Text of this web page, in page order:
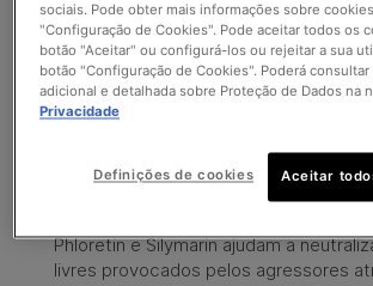
Os protetores solares são a primeira
defesa para proteger a pele dos
externos indutores de radicais livres.
os filtros presentes nos protetores
conseguem proteger a pele dos
essencial.
Phloretin e Silymarin ajudam a
livres provocados pelos agressores
sociais. Pode obter mais informações sobre
"Configuração de Cookies". Pode aceitar todos os
botão "Aceitar" ou configurá-los ou rejeitar a sua
botão "Configuração de Cookies". Poderá consultar
adicional e detalhada sobre Proteção de Dados na
Privacidade
Definições de cookies Aceitar